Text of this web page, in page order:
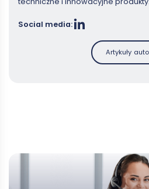
Social media:
Artykuły